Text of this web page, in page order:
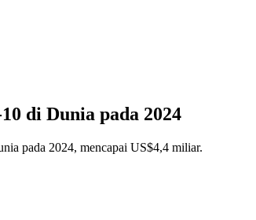
di Dunia pada 2024
pada 2024, mencapai US$4,4 miliar.